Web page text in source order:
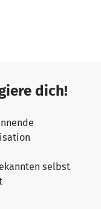
Radfahrkurse,
Orte der
unseres
dich!
selbst